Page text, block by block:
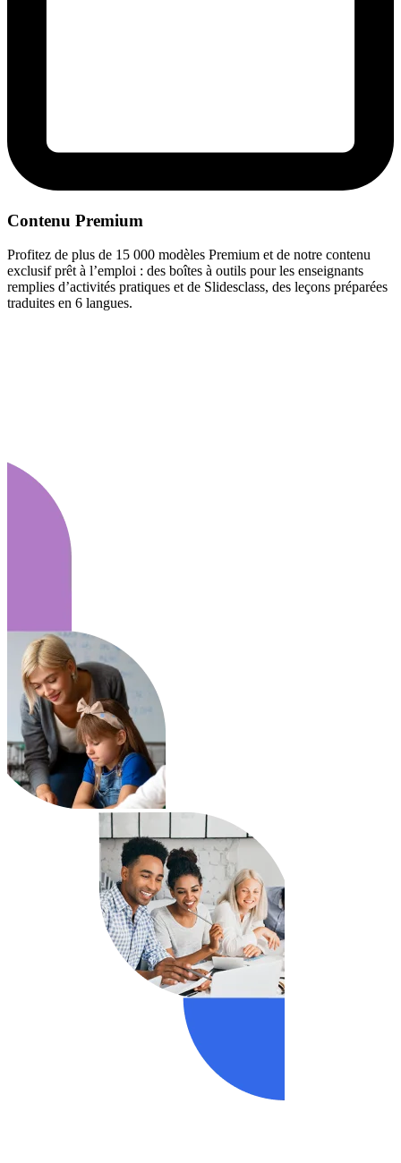
Contenu Premium
Profitez de plus de 15 000 modèles Premium et de notre contenu
exclusif prêt à l’emploi : des boîtes à outils pour les enseignants
remplies d’activités pratiques et de Slidesclass, des leçons préparées
traduites en 6 langues.